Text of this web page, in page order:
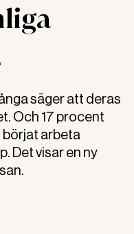
säger att deras
Och 17 procent
börjat arbeta
Det visar en ny